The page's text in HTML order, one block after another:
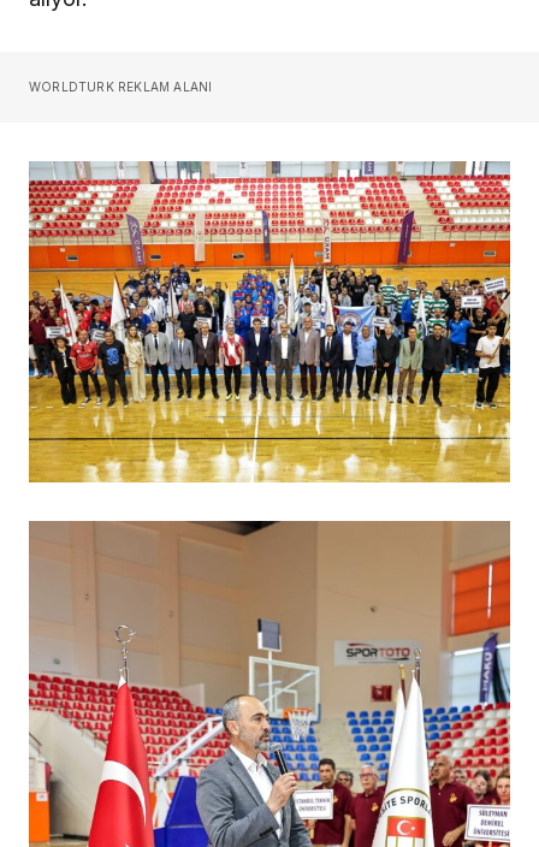
WORLDTURK REKLAM ALANI